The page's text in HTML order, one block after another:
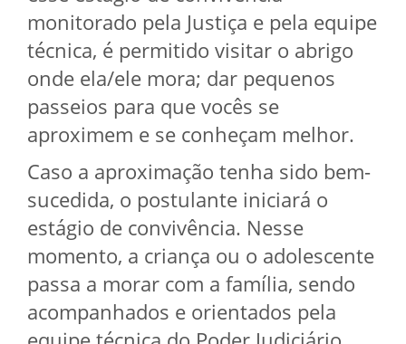
monitorado pela Justiça e pela equipe
técnica, é permitido visitar o abrigo
onde ela/ele mora; dar pequenos
passeios para que vocês se
aproximem e se conheçam melhor.
Caso a aproximação tenha sido bem-
sucedida, o postulante iniciará o
estágio de convivência. Nesse
momento, a criança ou o adolescente
passa a morar com a família, sendo
acompanhados e orientados pela